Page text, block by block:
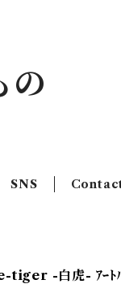
の
SNS
tiger -白虎- ｱｰﾄ